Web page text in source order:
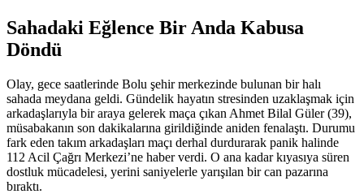
Sahadaki Eğlence Bir Anda Kabusa
Döndü
Olay, gece saatlerinde Bolu şehir merkezinde bulunan bir halı
sahada meydana geldi. Gündelik hayatın stresinden uzaklaşmak için
arkadaşlarıyla bir araya gelerek maça çıkan Ahmet Bilal Güler (39),
müsabakanın son dakikalarına girildiğinde aniden fenalaştı. Durumu
fark eden takım arkadaşları maçı derhal durdurarak panik halinde
112 Acil Çağrı Merkezi’ne haber verdi. O ana kadar kıyasıya süren
dostluk mücadelesi, yerini saniyelerle yarışılan bir can pazarına
bıraktı.